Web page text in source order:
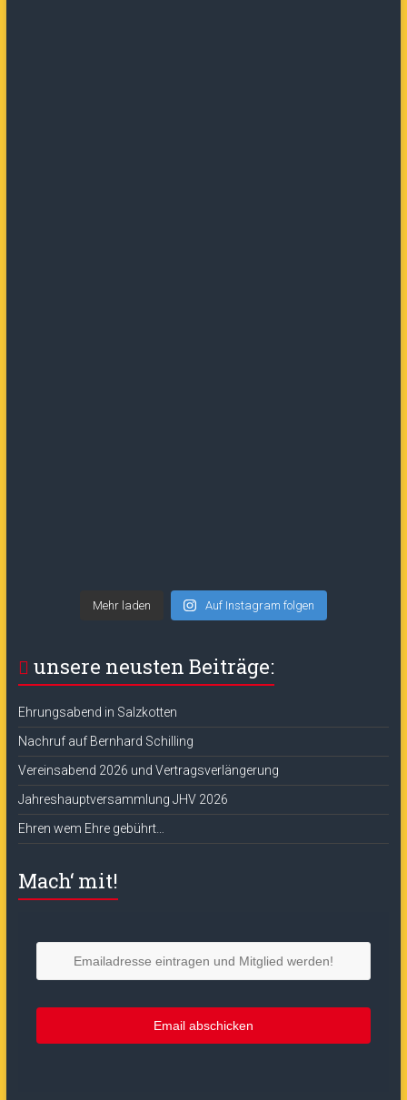
Mehr laden Auf Instagram folgen
unsere neusten Beiträge:
Ehrungsabend in Salzkotten
Nachruf auf Bernhard Schilling
Vereinsabend 2026 und Vertragsverlängerung
Jahreshauptversammlung JHV 2026
Ehren wem Ehre gebührt…
Mach‘ mit!